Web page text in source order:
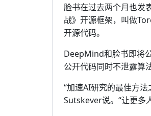
脸书在过去两个月也发
战》开源框架，叫做
开源代码。
DeepMind和脸书即将
公开代码同时不泄露算
“加速AI研究的最佳方
Sutskever说。“让更多